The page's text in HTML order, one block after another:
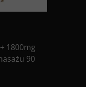
1800mg
90